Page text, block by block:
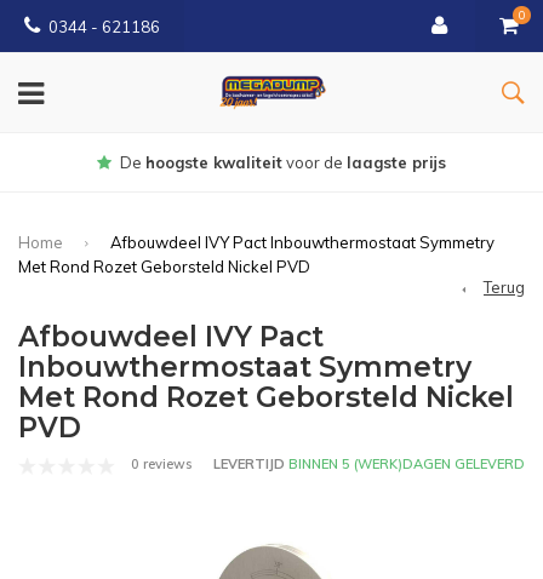
0344 - 621186
0
Gratisbezorgd vanaf € 150
Home
Afbouwdeel IVY Pact Inbouwthermostaat Symmetry
Met Rond Rozet Geborsteld Nickel PVD
Terug
Afbouwdeel IVY Pact
Inbouwthermostaat Symmetry
Met Rond Rozet Geborsteld Nickel
PVD
0 reviews LEVERTIJD BINNEN 5 (WERK)DAGEN GELEVERD